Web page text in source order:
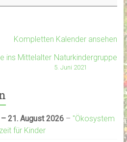
Kompletten Kalender ansehen
ins Mittelalter Naturkindergruppe
5. Juni 2021
– 21. August 2026– "Ökosystem
für Kinder